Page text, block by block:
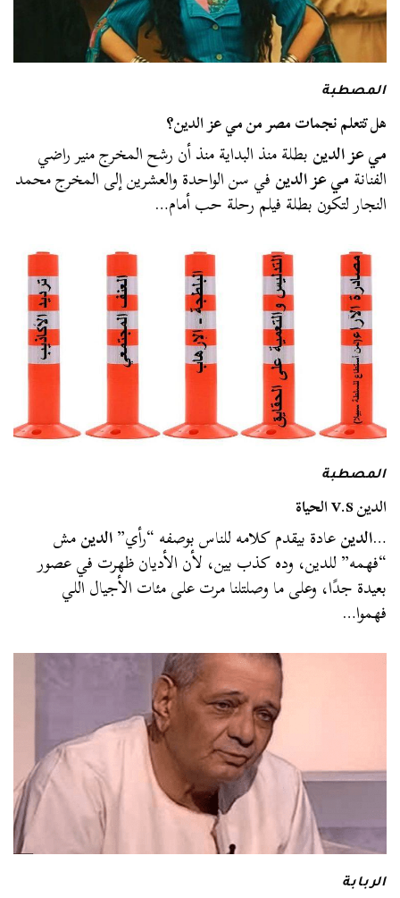
المصطبة
هل تتعلم نجمات مصر من مي عز الدين؟
مي عز الدينبطلة منذ البداية منذ أن رشح المخرج منير راضي
الفنانةمي عز الدينفي سن الواحدة والعشرين إلى المخرج محمد
النجار لتكون بطلة فيلم رحلة حب أمام…
المصطبة
الدين V.S الحياة
…الدينعادة بيقدم كلامه للناس بوصفه “رأي”الدينمش
“فهمه” للدين، وده كذب بين، لأن الأديان ظهرت في عصور
بعيدة جدًا، وعلى ما وصلتلنا مرت على مئات الأجيال اللي
فهموا…
الربابة